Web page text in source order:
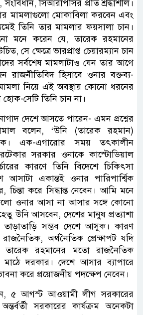
সিআরপিসির প্রতি শ্রদ্ধাশীল।
মামলাগুলো মোকাবিলা করবেন এবং
তিনি তার মামলার ফয়সালা চান।
মনে করেন যে, তারেক রহমানের
সে ক্ষেত্রে ভারপ্রাপ্ত চেয়ারম্যান চান
সর্বশেষ মামলাটাও যেন তার আগে
রাজনীতিবিদ হিসাবে ওনার বক্তব্য-
নিয়ে এই অবস্থায় কোনো ধরনের
সেটি তিনি চান না।
দেশে আসতে পারেন- এমন প্রশ্নের
বলেন, ‘উনি (তারেক রহমান)
এক-এগারোর সময় তৎকালীন
সরকার ওনাকে কাস্টোডিয়াল
কারণে তিনি বিদেশে চিকিৎসা
আসাটা একান্তই ওনার পারিপার্শ্বিক
চিন্তা করে সিদ্ধান্ত নেবেন। আমি মনে
ওনার আসা না আসার সঙ্গে কোনো
উনি আসবেন, দেশের মানুষ প্রত্যাশা
সম্ভব দেশে আসুক। কারণ
রাজনৈতিক, অর্থনৈতিক প্রেক্ষাপট যদি
তারেক রহমানের মতো রাজনৈতিক
মাঠে দরকার। দেশে আসার ব্যাপারে
করে প্রয়োজনীয় পদক্ষেপ নেবেন।
৫ আগস্ট আওয়ামী লীগ সরকারের
সরকারের কার্যক্রম অনেকটা